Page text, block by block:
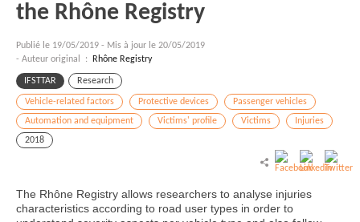
the Rhône Registry
Publié le 19/05/2019 - Mis à jour le 20/05/2019
- Auteur original :
Rhône Registry
IFSTTAR Research
Vehicle-related factors Protective devices
Passenger vehicles
Automation and equipment
Victims' profile Victims
Injuries
2018
The Rhône Registry allows researchers to analyse injuries
characteristics according to road user types in order to